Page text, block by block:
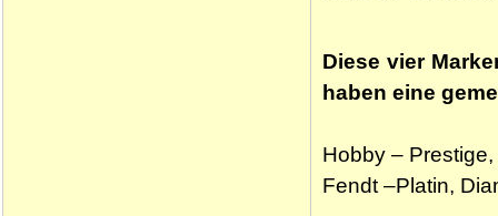
Diese vier
haben eine
Hobby –
Fendt –Platin,